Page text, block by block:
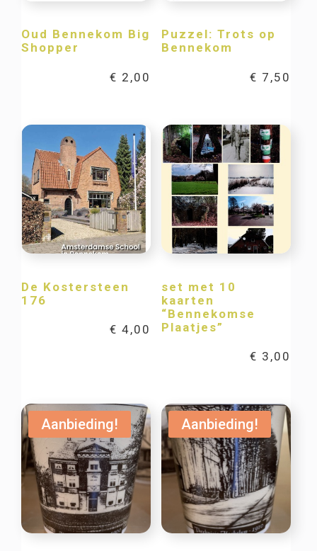
Oud Bennekom Big
Shopper
€ 2,00
Puzzel: Trots op
Bennekom
€ 7,50
De Kostersteen
176
€ 4,00
set met 10
kaarten
“Bennekomse
Plaatjes”
€ 3,00
Aanbieding! Aanbieding!